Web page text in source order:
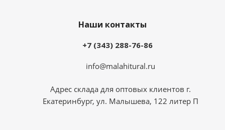
Наши контакты
+7 (343) 288-76-86
info@malahitural.ru
Адрес склада для оптовых клиентов г.
Екатеринбург, ул. Малышева, 122 литер П